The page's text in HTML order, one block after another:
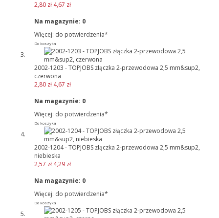
2,80 zł 4,67 zł
Na magazynie: 0
Więcej: do potwierdzenia*
Do koszyka
2002-1203 - TOPJOBS złączka 2-przewodowa 2,5 mm&sup2,
czerwona
2,80 zł 4,67 zł
Na magazynie: 0
Więcej: do potwierdzenia*
Do koszyka
2002-1204 - TOPJOBS złączka 2-przewodowa 2,5 mm&sup2,
niebieska
2,57 zł 4,29 zł
Na magazynie: 0
Więcej: do potwierdzenia*
Do koszyka